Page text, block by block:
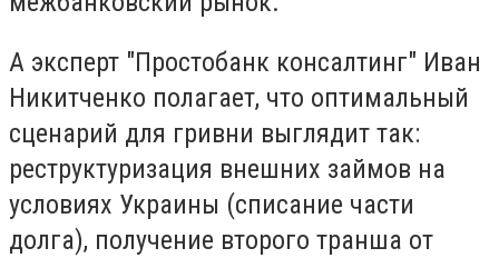
А эксперт "Простобанк консалтинг" Иван
Никитченко полагает, что оптимальный
сценарий для гривни выглядит так:
реструктуризация внешних займов на
условиях Украины (списание части
долга), получение второго транша от